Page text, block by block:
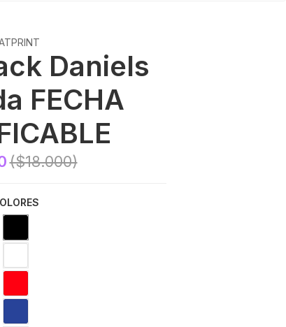
Daniels
FECHA
($18.000)